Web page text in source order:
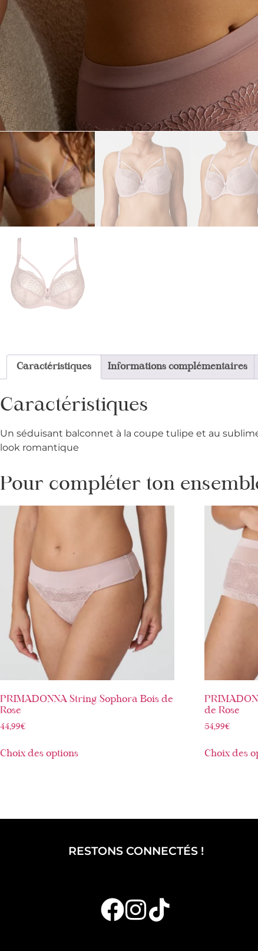
Caractéristiques Informations complémentaires
Caractéristiques
Un séduisant balconnet à la coupe tulipe et au
look romantique
Pour compléter ton
PRIMADONNA String Sophora Bois de
Rose
44,99€
Choix des options
de Rose
54,99€
Choix des
RESTONS CONNECTÉS !